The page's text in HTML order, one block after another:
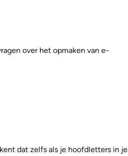
over het opmaken van e-
dat zelfs als je hoofdletters in je